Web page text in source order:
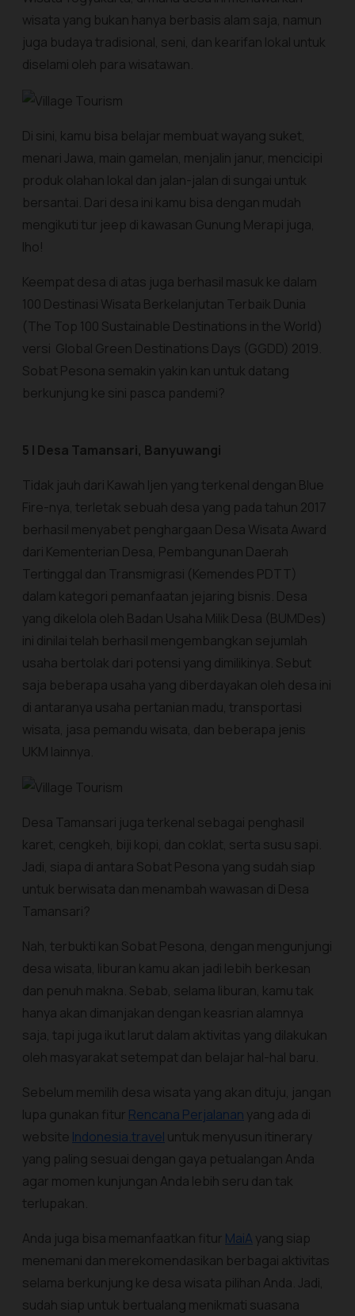
wisata yang bukan hanya berbasis alam saja, namun
juga budaya tradisional, seni, dan kearifan lokal untuk
diselami oleh para wisatawan.
Di sini, kamu bisa belajar membuat wayang suket,
menari Jawa, main gamelan, menjalin janur, mencicipi
produk olahan lokal dan jalan-jalan di sungai untuk
bersantai. Dari desa ini kamu bisa dengan mudah
mengikuti tur jeep di kawasan Gunung Merapi juga,
lho!
Keempat desa di atas juga berhasil masuk ke dalam
100 Destinasi Wisata Berkelanjutan Terbaik Dunia
(The Top 100 Sustainable Destinations in the World)
versi Global Green Destinations Days (GGDD) 2019.
Sobat Pesona semakin yakin kan untuk datang
berkunjung ke sini pasca pandemi?
5 | Desa Tamansari, Banyuwangi
Tidak jauh dari Kawah Ijen yang terkenal dengan Blue
Fire-nya, terletak sebuah desa yang pada tahun 2017
berhasil menyabet penghargaan Desa Wisata Award
dari Kementerian Desa, Pembangunan Daerah
Tertinggal dan Transmigrasi (Kemendes PDTT)
dalam kategori pemanfaatan jejaring bisnis. Desa
yang dikelola oleh Badan Usaha Milik Desa (BUMDes)
ini dinilai telah berhasil mengembangkan sejumlah
usaha bertolak dari potensi yang dimilikinya. Sebut
saja beberapa usaha yang diberdayakan oleh desa ini
di antaranya usaha pertanian madu, transportasi
wisata, jasa pemandu wisata, dan beberapa jenis
UKM lainnya.
Desa Tamansari juga terkenal sebagai penghasil
karet, cengkeh, biji kopi, dan coklat, serta susu sapi.
Jadi, siapa di antara Sobat Pesona yang sudah siap
untuk berwisata dan menambah wawasan di Desa
Tamansari?
Nah, terbukti kan Sobat Pesona, dengan mengunjungi
desa wisata, liburan kamu akan jadi lebih berkesan
dan penuh makna. Sebab, selama liburan, kamu tak
hanya akan dimanjakan dengan keasrian alamnya
saja, tapi juga ikut larut dalam aktivitas yang dilakukan
oleh masyarakat setempat dan belajar hal-hal baru.
Sebelum memilih desa wisata yang akan dituju, jangan
lupa gunakan fitur Rencana Perjalanan yang ada di
website Indonesia.travel untuk menyusun itinerary
yang paling sesuai dengan gaya petualangan Anda
agar momen kunjungan Anda lebih seru dan tak
terlupakan.
Anda juga bisa memanfaatkan fitur MaiA yang siap
menemani dan merekomendasikan berbagai aktivitas
selama berkunjung ke desa wisata pilihan Anda. Jadi,
sudah siap untuk bertualang menikmati suasana